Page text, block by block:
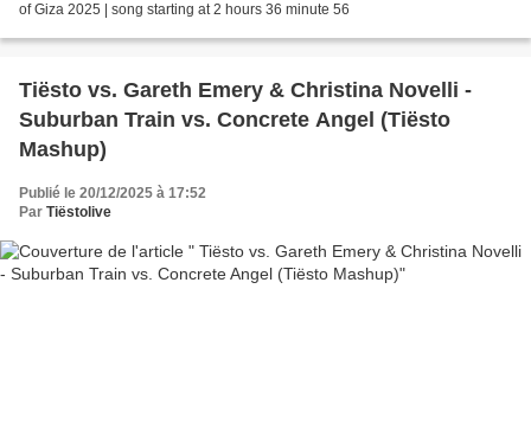
of Giza 2025 | song starting at 2 hours 36 minute 56
Tiësto vs. Gareth Emery & Christina Novelli -
Suburban Train vs. Concrete Angel (Tiësto
Mashup)
Publié le 20/12/2025 à 17:52
Par Tiëstolive